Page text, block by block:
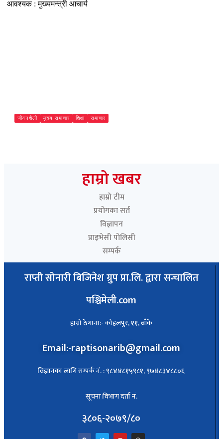
जीवनशैली मुख्य समाचार शिक्षा समाचार
हाम्रो खबर
हाम्रो टीम
प्रयोगका सर्त
विज्ञापन
प्राइभेसी पोलिसी
सम्पर्क
राप्ती सोनारी बिजिनेश ग्रुप प्रा.लि. द्वारा सन्चालित
पश्चिमेली.com
हाम्रो ठेगाना:- कोहलपुर, ११, बाँके
Email:-raptisonarib@gmail.com
विज्ञानका लागि सम्पर्क नं. : ९८४४८१५९८१, ९७४८३४८८०६
सूचना विभाग दर्ता नं.
३८०६-२०७९/८०